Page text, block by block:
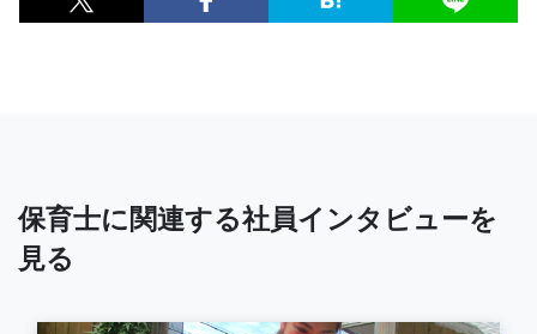
保育士に関連する社員インタビューを
見る